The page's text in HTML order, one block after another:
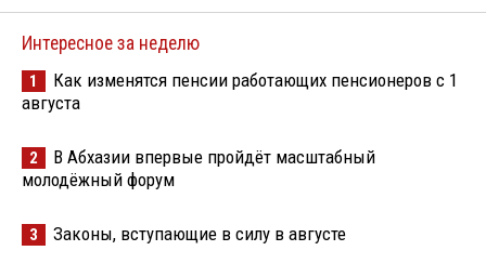
Интересное за неделю
1
Как изменятся пенсии работающих пенсионеров с 1
августа
2
В Абхазии впервые пройдёт масштабный
молодёжный форум
3 Законы, вступающие в силу в августе